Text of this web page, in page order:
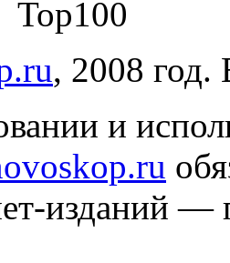
, 2008
и
изданий —